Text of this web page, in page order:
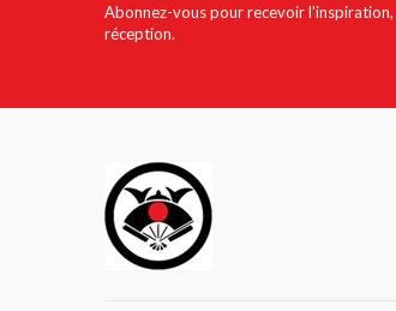
Abonnez-vous pour recevoir
réception.